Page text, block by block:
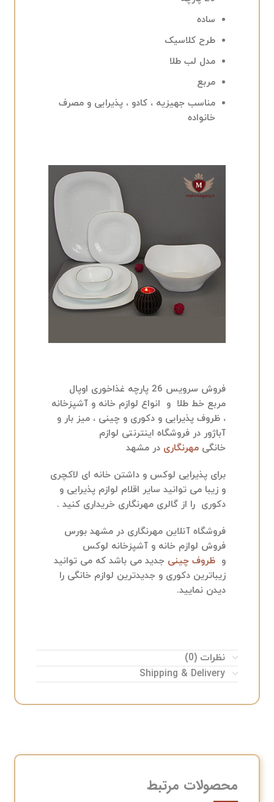
ساده
طرح کلاسیک
مدل لب طلا
مربع
مناسب جهیزیه ، کادو ، پذیرایی و مصرف
خانواده
فروش سرویس 26 پارچه غذاخوری اوپال
مربع خط طلا و انواع لوازم خانه و آشپزخانه
، ظروف پذیرایی و دکوری و چینی ، میز بار و
آباژور در فروشگاه اینترنتی لوازم
خانگی مهرنگاری در مشهد
برای پذیرایی لوکس و داشتن خانه ای لاکچری
و زیبا می توانید سایر اقلام لوازم پذیرایی و
دکوری را از گالری مهرنگاری خریداری کنید .
فروشگاه آنلاین مهرنگاری در مشهد بورس
فروش لوازم خانه و آشپزخانه لوکس
و ظروف چینی جدید می باشد که می توانید
زیباترین دکوری و جدیدترین لوازم خانگی را
دیدن نمایید.
نظرات (0)
Shipping & Delivery
محصولات مرتبط